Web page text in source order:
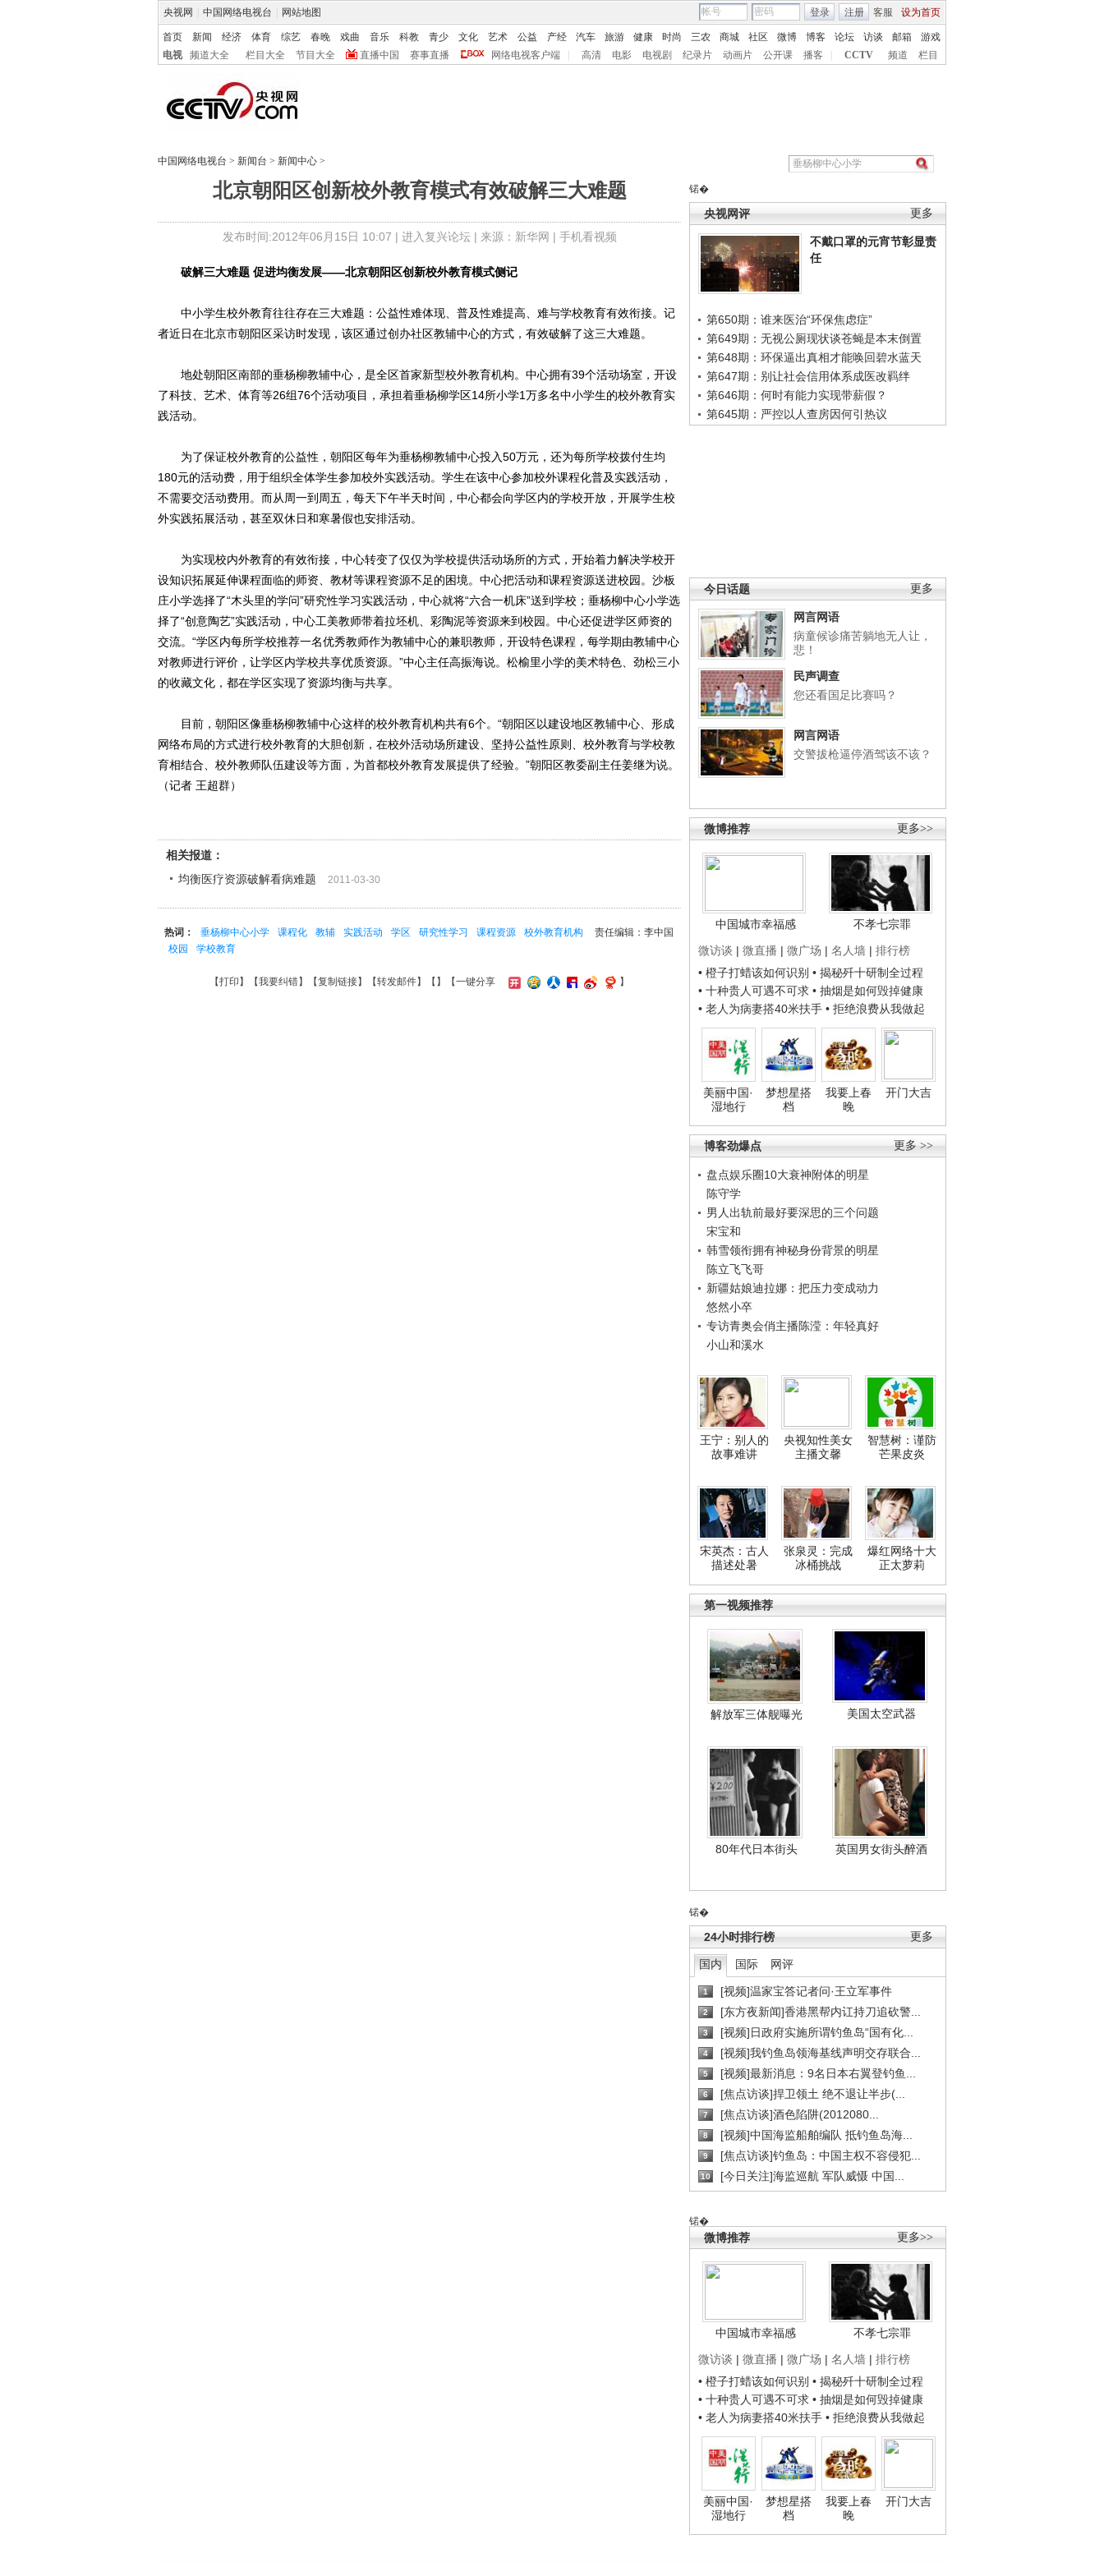
央视网 中国网络电视台 网站地图 客服 设为首页
登录 注册
首页 新闻 经济 体育 综艺 春晚 戏曲 音乐 科教 青少 文化 艺术 公益 产经 汽车 旅游 健康 时尚 三农 商城 社区 微博 博客 论坛 访谈 邮箱
游戏
电视
频道大全 栏目大全 节目大全 直播中国 赛事直播 网络电视客户端 高清 电影 电视剧 纪录片 动画片 公开课 播客 CCTV 频道 栏目
中国网络电视台 > 新闻台 > 新闻中心 >
北京朝阳区创新校外教育模式有效破解三大难题
发布时间:2012年06月15日 10:07 | 进入复兴论坛| 来源：新华网 | 手机看视频
锘�
更多
央视网评
不戴口罩的元宵节彰显责
任
第650期：谁来医治“环保焦虑症”
第649期：无视公厕现状谈苍蝇是本末倒置
第648期：环保逼出真相才能唤回碧水蓝天
第647期：别让社会信用体系成医改羁绊
第646期：何时有能力实现带薪假？
第645期：严控以人查房因何引热议
更多
今日话题
网言网语
病童候诊痛苦躺地无人让，
悲！
民声调查
您还看国足比赛吗？
网言网语
交警拔枪逼停酒驾该不该？
更多>>
微博推荐
中国城市幸福感
不孝七宗罪
微访谈 | 微直播 | 微广场 | 名人墙 | 排行榜
• 橙子打蜡该如何识别 • 揭秘歼十研制全过程
• 十种贵人可遇不可求 • 抽烟是如何毁掉健康
• 老人为病妻搭40米扶手 • 拒绝浪费从我做起
美丽中国·
湿地行
梦想星搭
档
我要上春
晚
开门大吉
更多 >>
博客劲爆点
盘点娱乐圈10大衰神附体的明星
陈守学
男人出轨前最好要深思的三个问题
宋宝和
韩雪领衔拥有神秘身份背景的明星
陈立飞飞哥
新疆姑娘迪拉娜：把压力变成动力
悠然小卒
专访青奥会俏主播陈滢：年轻真好
小山和溪水
王宁：别人的
故事难讲
央视知性美女
主播文馨
智慧树：谨防
芒果皮炎
宋英杰：古人
描述处暑
张泉灵：完成
冰桶挑战
爆红网络十大
正太萝莉
第一视频推荐
解放军三体舰曝光 美国太空武器
80年代日本街头 英国男女街头醉酒
锘�
更多
24小时排行榜
国内 国际 网评
1 [视频]温家宝答记者问·王立军事件
2 [东方夜新闻]香港黑帮内讧持刀追砍警...
3 [视频]日政府实施所谓钓鱼岛“国有化...
4 [视频]我钓鱼岛领海基线声明交存联合...
5 [视频]最新消息：9名日本右翼登钓鱼...
6 [焦点访谈]捍卫领土 绝不退让半步(...
7 [焦点访谈]酒色陷阱(2012080...
8 [视频]中国海监船舶编队 抵钓鱼岛海...
9 [焦点访谈]钓鱼岛：中国主权不容侵犯...
10 [今日关注]海监巡航 军队威慑 中国...
锘�
更多>>
微博推荐
中国城市幸福感
不孝七宗罪
微访谈 | 微直播 | 微广场 | 名人墙 | 排行榜
• 橙子打蜡该如何识别 • 揭秘歼十研制全过程
• 十种贵人可遇不可求 • 抽烟是如何毁掉健康
• 老人为病妻搭40米扶手 • 拒绝浪费从我做起
美丽中国·
湿地行
梦想星搭
档
我要上春
晚
开门大吉
破解三大难题 促进均衡发展――北京朝阳区创新校外教育模式侧记
中小学生校外教育往往存在三大难题：公益性难体现、普及性难提高、难与学校教育有效衔接。记
者近日在北京市朝阳区采访时发现，该区通过创办社区教辅中心的方式，有效破解了这三大难题。
地处朝阳区南部的垂杨柳教辅中心，是全区首家新型校外教育机构。中心拥有39个活动场室，开设
了科技、艺术、体育等26组76个活动项目，承担着垂杨柳学区14所小学1万多名中小学生的校外教育实
践活动。
为了保证校外教育的公益性，朝阳区每年为垂杨柳教辅中心投入50万元，还为每所学校拨付生均
180元的活动费，用于组织全体学生参加校外实践活动。学生在该中心参加校外课程化普及实践活动，
不需要交活动费用。而从周一到周五，每天下午半天时间，中心都会向学区内的学校开放，开展学生校
外实践拓展活动，甚至双休日和寒暑假也安排活动。
为实现校内外教育的有效衔接，中心转变了仅仅为学校提供活动场所的方式，开始着力解决学校开
设知识拓展延伸课程面临的师资、教材等课程资源不足的困境。中心把活动和课程资源送进校园。沙板
庄小学选择了“木头里的学问”研究性学习实践活动，中心就将“六合一机床”送到学校；垂杨柳中心小学选
择了“创意陶艺”实践活动，中心工美教师带着拉坯机、彩陶泥等资源来到校园。中心还促进学区师资的
交流。“学区内每所学校推荐一名优秀教师作为教辅中心的兼职教师，开设特色课程，每学期由教辅中心
对教师进行评价，让学区内学校共享优质资源。”中心主任高振海说。松榆里小学的美术特色、劲松三小
的收藏文化，都在学区实现了资源均衡与共享。
目前，朝阳区像垂杨柳教辅中心这样的校外教育机构共有6个。“朝阳区以建设地区教辅中心、形成
网络布局的方式进行校外教育的大胆创新，在校外活动场所建设、坚持公益性原则、校外教育与学校教
育相结合、校外教师队伍建设等方面，为首都校外教育发展提供了经验。”朝阳区教委副主任姜继为说。
（记者 王超群）
相关报道：
均衡医疗资源破解看病难题
2011-03-30
责任编辑：李中国
热词： 垂杨柳中心小学 课程化 教辅 实践活动 学区 研究性学习 课程资源
校外教育机构
校园
学校教育
【打印 】【我要纠错】【复制链接】【转发邮件】【 】 【一键分享 】